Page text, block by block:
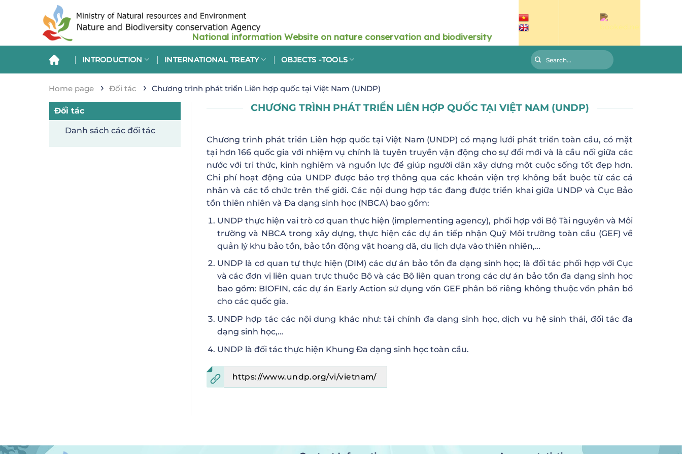
INTRODUCTION INTERNATIONAL TREATY OBJECTS -TOOLS
Home page › Đối tác › Chương trình phát triển Liên hợp quốc tại Việt Nam (UNDP)
Đối tác
Danh sách các đối tác
CHƯƠNG TRÌNH PHÁT TRIỂN LIÊN HỢP QUỐC TẠI VIỆT NAM (UNDP)
Chương trình phát triển Liên hợp quốc tại Việt Nam (UNDP) có mạng lưới phát triển toàn cầu, có mặt
tại hơn 166 quốc gia với nhiệm vụ chính là tuyên truyền vận động cho sự đổi mới và là cầu nối giữa các
nước với tri thức, kinh nghiệm và nguồn lực để giúp người dân xây dựng một cuộc sống tốt đẹp hơn.
Chi phí hoạt động của UNDP được bảo trợ thông qua các khoản viện trợ không bắt buộc từ các cá
nhân và các tổ chức trên thế giới. Các nội dung hợp tác đang được triển khai giữa UNDP và Cục Bảo
tồn thiên nhiên và Đa dạng sinh học (NBCA) bao gồm:
UNDP thực hiện vai trò cơ quan thực hiện (implementing agency), phối hợp với Bộ Tài nguyên và Môi
trường và NBCA trong xây dựng, thực hiện các dự án tiếp nhận Quỹ Môi trường toàn cầu (GEF) về
quản lý khu bảo tồn, bảo tồn động vật hoang dã, du lịch dựa vào thiên nhiên,…
UNDP là cơ quan tự thực hiện (DIM) các dự án bảo tồn đa dạng sinh học; là đối tác phối hợp với Cục
và các đơn vị liên quan trực thuộc Bộ và các Bộ liên quan trong các dự án bảo tồn đa dạng sinh học
bao gồm: BIOFIN, các dự án Early Action sử dụng vốn GEF phân bổ riêng không thuộc vốn phân bổ
cho các quốc gia.
UNDP hợp tác các nội dung khác như: tài chính đa dạng sinh học, dịch vụ hệ sinh thái, đối tác đa
dạng sinh học,…
UNDP là đối tác thực hiện Khung Đa dạng sinh học toàn cầu.
https://www.undp.org/vi/vietnam/